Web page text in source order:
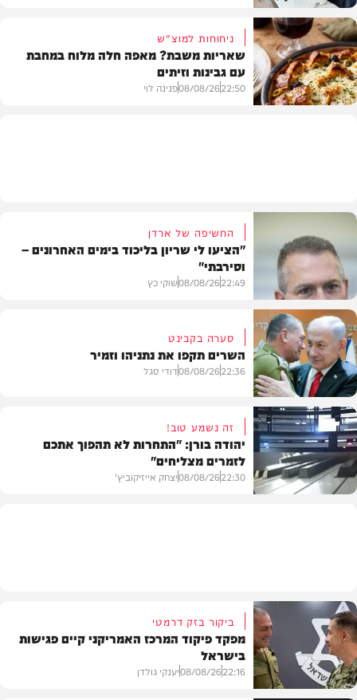
חדשות
ניחוחות למוצ"ש
שאריות משבת? מאפה חלה מלוח במחבת
עם גבינות וזיתים
22:50
08/08/26פנינה לוי
חדשות
החשיפה של ארדן
"הציעו לי שריון בליכוד בימים האחרונים –
וסירבתי"
22:49
08/08/26שוקי כץ
מדיני
סערה בקבינט
השרים תקפו את נתניהו וזמיר
22:36
08/08/26דודי סגל
זה נשמע טוב!
יהודה בורן: "התחרות לא תהפוך אתכם
לזמרים מצליחים"
22:30
08/08/26יצחק אייזיקוביץ'
ביקור בזק דרמטי
מפקד פיקוד המרכז האמריקני קיים פגישות
בישראל
22:16
08/08/26יענקי גולדן